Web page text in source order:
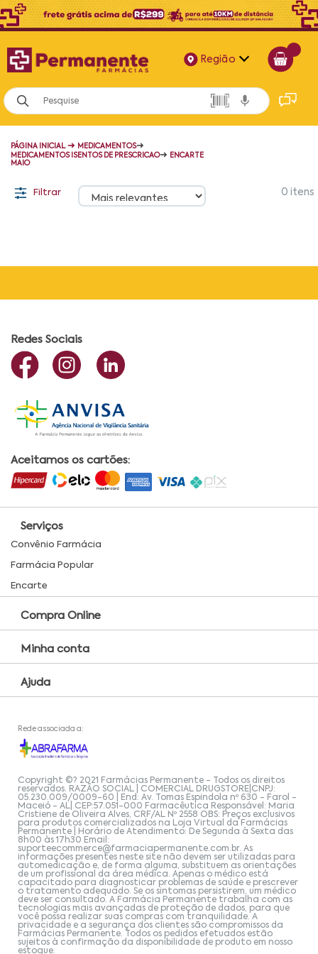
Região
Alagoas
Bahia
PÁGINA INICIAL ➜ MEDICAMENTOS➜
MEDICAMENTOS ISENTOS DE PRESCRICAO➜ ENCARTE
MAIO
Filtrar 0 itens
Redes Sociais
Aceitamos os cartões:
Serviços
Convênio Farmácia
Farmácia Popular
Encarte
Compra Online
Minha conta
Ajuda
Rede associada a:
Copyright ©? 2021 Farmácias Permanente - Todos os direitos
reservados. RAZÃO SOCIAL | COMERCIAL DRUGSTORE|CNPJ:
05.230.009/0009-60 | End: Av. Tomas Espindola nº 630 - Farol -
Maceió - AL| CEP:57.051-000 Farmacêutica Responsável: Maria
Cristiene de Oliveira Alves, CRF/AL Nº 2558 OBS: Preços exclusivos
para produtos comercializados na Loja Virtual da Farmácias
Permanente | Horário de Atendimento: De Segunda à Sexta das
8h00 às 17h30 Email:
suporteecommerce@farmaciapermanente.com.br. As
informações presentes neste site não devem ser utilizadas para
automedicação e, de forma alguma, substituem as orientações
de um profissional da área médica. Apenas o médico está
capacitado para diagnosticar problemas de saúde e prescrever
o tratamento adequado. Se os sintomas persistirem, um médico
deve ser consultado. A Farmácia Permanente trabalha com as
tecnologias mais avançadas de proteção de dados, para que
você possa realizar suas compras com tranquilidade. A
privacidade e a segurança dos clientes são compromissos da
Farmácias Permanente. Todos os pedidos efetuados estão
sujeitos à confirmação da disponibilidade de produto em nosso
estoque.